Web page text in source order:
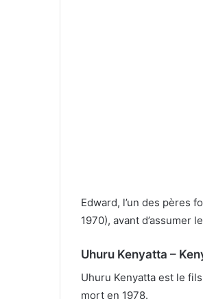
Edward, l’un des pères
1970), avant d’assumer
Uhuru Kenyatta –
Uhuru Kenyatta est le
mort en 1978.